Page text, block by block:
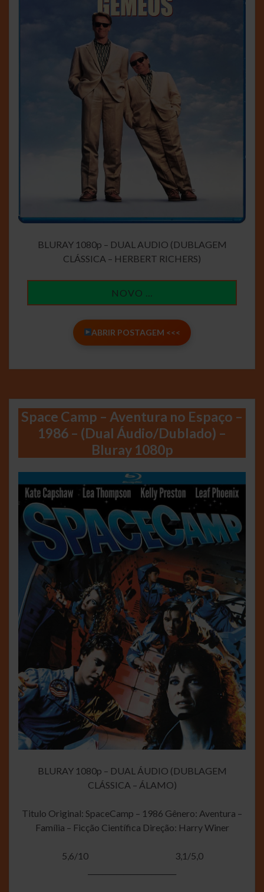
BLURAY 1080p – DUAL AUDIO (DUBLAGEM
CLÁSSICA – HERBERT RICHERS)
NOVO …
ABRIR POSTAGEM <<<
Space Camp – Aventura no Espaço –
1986 – (Dual Áudio/Dublado) –
Bluray 1080p
BLURAY 1080p – DUAL ÁUDIO (DUBLAGEM
CLÁSSICA – ÁLAMO)
Titulo Original: SpaceCamp – 1986 Gênero: Aventura –
Família – Ficção Científica Direção: Harry Winer
5,6/10
3,1/5,0